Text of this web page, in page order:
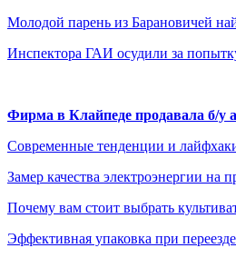
Молодой парень из Барановичей
Инспектора ГАИ осудили за
Фирма в Клайпеде продавала б/у
Современные тенденции и
Замер качества электроэнергии на
Почему вам стоит выбрать
Эффективная упаковка при